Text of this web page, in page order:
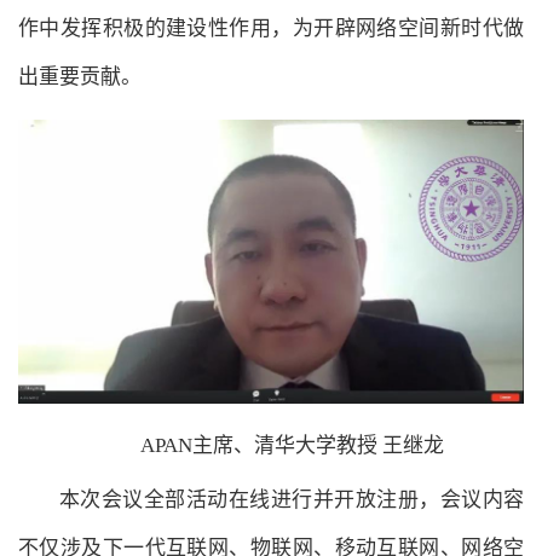
作中发挥积极的建设性作用，为开辟网络空间新时代做
出重要贡献。
APAN主席、清华大学教授 王继龙
本次会议全部活动在线进行并开放注册，会议内容
不仅涉及下一代互联网、物联网、移动互联网、网络空